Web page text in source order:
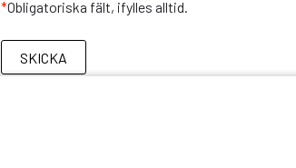
*Obligatoriska fält, ifylles alltid.